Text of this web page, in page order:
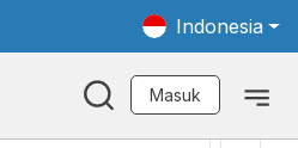
Indonesia
Masuk